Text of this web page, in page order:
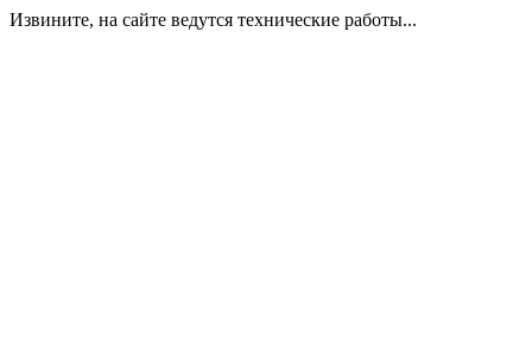
Извините, на сайте ведутся технические работы...